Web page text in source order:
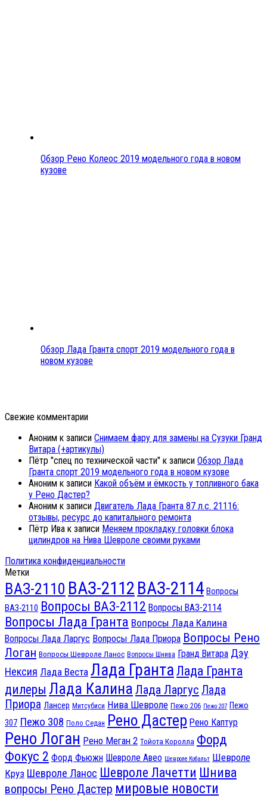
Обзор Рено Колеос 2019 модельного года в новом
кузове
Обзор Лада Гранта спорт 2019 модельного года в
новом кузове
Свежие комментарии
Аноним к записи Снимаем фару для замены на Сузуки Гранд
Витара (+артикулы)
Пётр "спец по технической части" к записи Обзор Лада
Гранта спорт 2019 модельного года в новом кузове
Аноним к записи Какой объём и ёмкость у топливного бака
у Рено Дастер?
Аноним к записи Двигатель Лада Гранта 87 л.с. 21116:
отзывы, ресурс до капитального ремонта
Пётр Ива к записи Меняем прокладку головки блока
цилиндров на Нива Шевроле своими руками
Политика конфиденциальности
Метки
ВАЗ-2110 ВАЗ-2112 ВАЗ-2114 Вопросы
ВАЗ-2110 Вопросы ВАЗ-2112 Вопросы ВАЗ-2114
Вопросы Лада Гранта Вопросы Лада Калина
Вопросы Лада Ларгус Вопросы Лада Приора Вопросы Рено
Логан Вопросы Шевроле Ланос Вопросы Шнива Гранд Витара Дэу
Нексия Лада Веста Лада Гранта Лада Гранта
дилеры Лада Калина Лада Ларгус Лада
Приора Лансер Митсубиси Нива Шевроле Пежо 206 Пежо 207 Пежо
307 Пежо 308 Поло Седан Рено Дастер Рено Каптур
Рено Логан Рено Меган 2 Тойота Королла Форд
Фокус 2 Форд Фьюжн Шевроле Авео Шевроле Кобальт Шевроле
Круз Шевроле Ланос Шевроле Лачетти Шнива
вопросы Рено Дастер мировые новости